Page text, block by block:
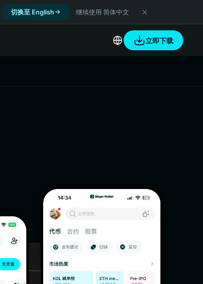
切换至 English 继续使用 简体中文
立即下载